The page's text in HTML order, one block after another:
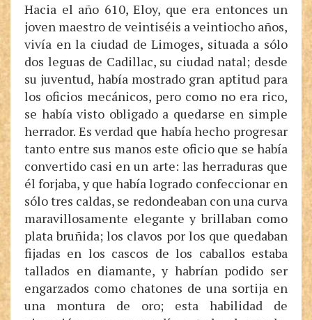
Hacia el año 610, Eloy, que era entonces un
joven maestro de veintiséis a veintiocho años,
vivía en la ciudad de Limoges, situada a sólo
dos leguas de Cadillac, su ciudad natal; desde
su juventud, había mostrado gran aptitud para
los oficios mecánicos, pero como no era rico,
se había visto obligado a quedarse en simple
herrador. Es verdad que había hecho progresar
tanto entre sus manos este oficio que se había
convertido casi en un arte: las herraduras que
él forjaba, y que había logrado confeccionar en
sólo tres caldas, se redondeaban con una curva
maravillosamente elegante y brillaban como
plata bruñida; los clavos por los que quedaban
fijadas en los cascos de los caballos estaba
tallados en diamante, y habrían podido ser
engarzados como chatones de una sortija en
una montura de oro; esta habilidad de